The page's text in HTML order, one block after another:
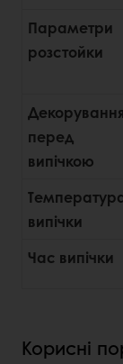
Параметри
розстойки
Декорування
перед
випічкою
випічки
Час випічки
Корисні